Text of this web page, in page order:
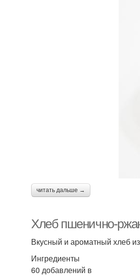
читать дальше →
Хлеб пшенично-
Вкусный и ароматный хлеб
Ингредиенты
60 добавлений в